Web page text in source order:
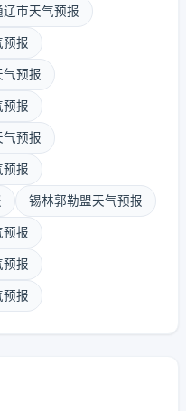
辽市天气预报
预报
气预报
预报
气预报
预报
锡林郭勒盟天气预报
预报
预报
预报